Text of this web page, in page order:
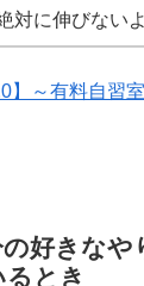
対に伸びないよ
】～有料自習
の好きな
とき